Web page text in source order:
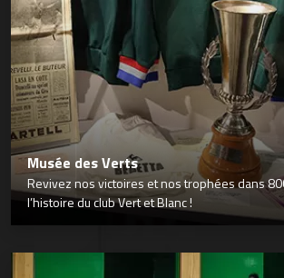
Musée des Verts
Revivez nos victoires et nos trophées dans
l’histoire du club Vert et Blanc !